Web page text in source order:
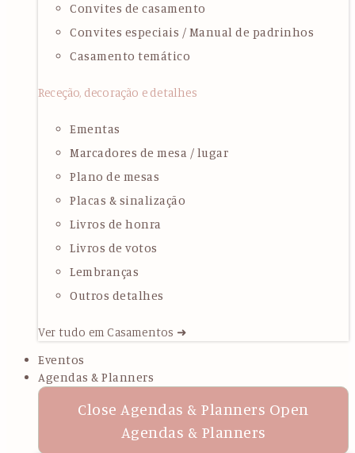
Convites de casamento
Convites especiais / Manual de padrinhos
Casamento temático
Receção, decoração e detalhes
Ementas
Marcadores de mesa / lugar
Plano de mesas
Placas & sinalização
Livros de honra
Livros de votos
Lembranças
Outros detalhes
Ver tudo em Casamentos ➜
Eventos
Agendas & Planners
Close Agendas & Planners Open
Agendas & Planners